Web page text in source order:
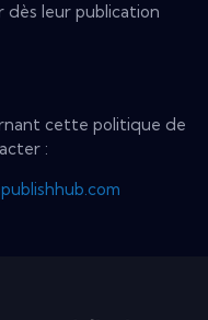
leur publication
cette politique de
: